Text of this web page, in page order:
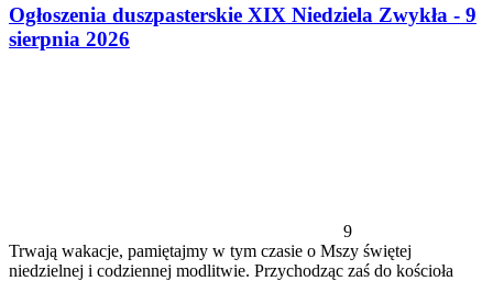
Ogłoszenia duszpasterskie XIX Niedziela Zwykła - 9
sierpnia 2026
9
Trwają wakacje, pamiętajmy w tym czasie o Mszy świętej
niedzielnej i codziennej modlitwie. Przychodząc zaś do kościoła